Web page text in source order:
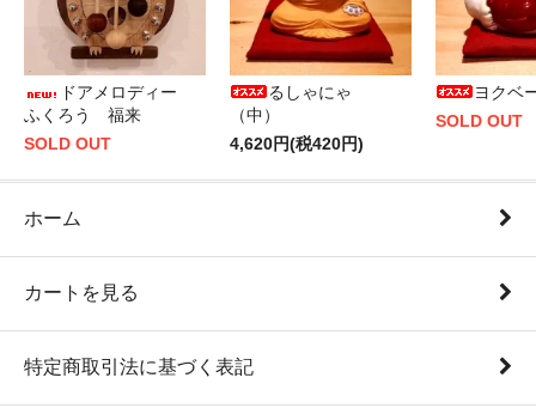
ドアメロディー
ふくろう 福来
SOLD OUT
るしゃにゃ
（中）
4,620円(税420円)
ヨクベ
SOLD OUT
ホーム
カートを見る
特定商取引法に基づく表記